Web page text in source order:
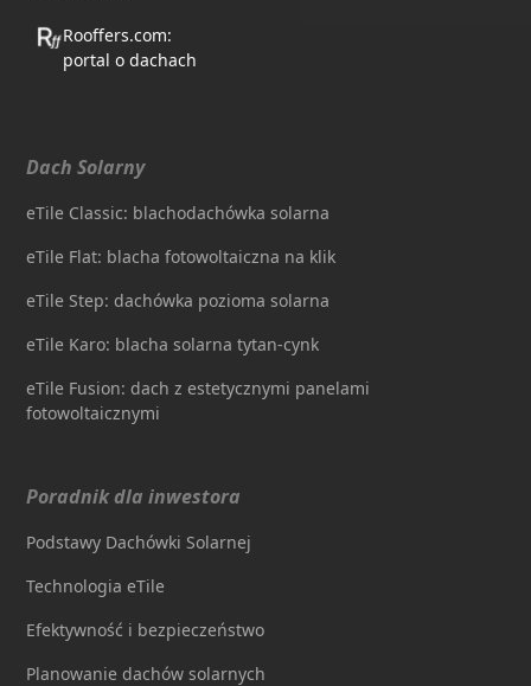
Rooffers.com:
portal o dachach
Dach Solarny
eTile Classic: blachodachówka solarna
eTile Flat: blacha fotowoltaiczna na klik
eTile Step: dachówka pozioma solarna
eTile Karo: blacha solarna tytan-cynk
eTile Fusion: dach z estetycznymi panelami
fotowoltaicznymi
Poradnik dla inwestora
Podstawy Dachówki Solarnej
Technologia eTile
Efektywność i bezpieczeństwo
Planowanie dachów solarnych